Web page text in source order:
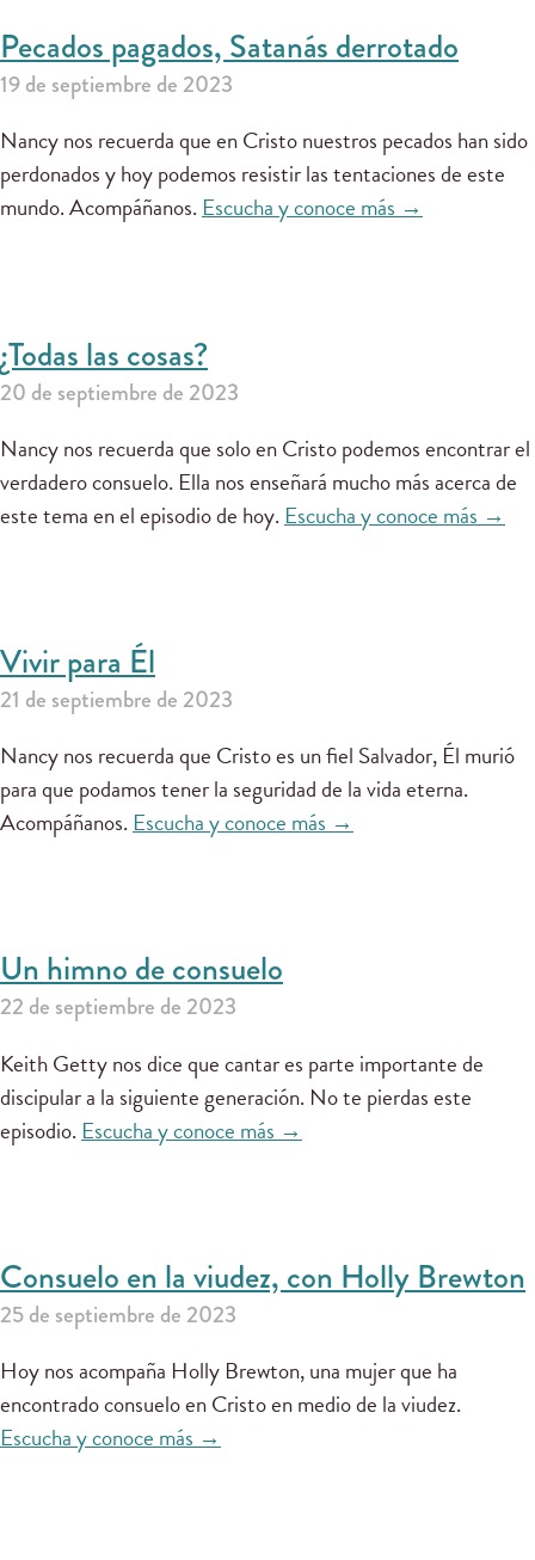
Pecados pagados, Satanás derrotado
19 de septiembre de 2023
Nancy nos recuerda que en Cristo nuestros pecados han sido
perdonados y hoy podemos resistir las tentaciones de este
mundo. Acompáñanos.Escucha y conoce más →
¿Todas las cosas?
20 de septiembre de 2023
Nancy nos recuerda que solo en Cristo podemos encontrar el
verdadero consuelo. Ella nos enseñará mucho más acerca de
este tema en el episodio de hoy. Escucha y conoce más →
Vivir para Él
21 de septiembre de 2023
Nancy nos recuerda que Cristo es un fiel Salvador, Él murió
para que podamos tener la seguridad de la vida eterna.
Acompáñanos.Escucha y conoce más →
Un himno de consuelo
22 de septiembre de 2023
Keith Getty nos dice que cantar es parte importante de
discipular a la siguiente generación. No te pierdas este
episodio. Escucha y conoce más →
Consuelo en la viudez, con Holly Brewton
25 de septiembre de 2023
Hoy nos acompaña Holly Brewton, una mujer que ha
encontrado consuelo en Cristo en medio de la viudez.
Escucha y conoce más →